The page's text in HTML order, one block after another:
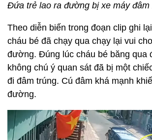
Đứa trẻ lao ra đường bị xe máy đâm
Theo diễn biến trong đoạn clip ghi
cháu bé đã chạy qua chạy lại vui
đường. Đúng lúc cháu bé băng qua
không chú ý quan sát đã bị một
đi đâm trúng. Cú đâm khá mạnh
đường.